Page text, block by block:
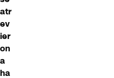
atr
ev
ier
on
a
ha